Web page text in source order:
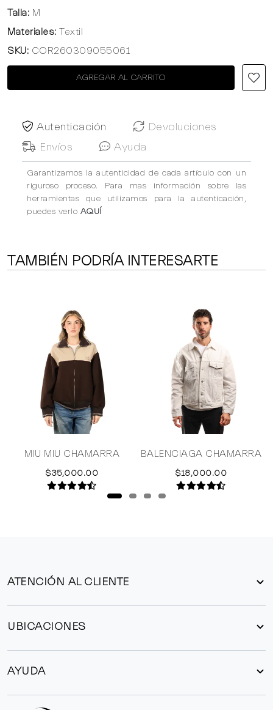
Talla: M
Materiales: Textil
SKU: COR260309055061
AGREGAR AL CARRITO
Autenticación
Devoluciones
Envíos
Ayuda
Garantizamos la autenticidad de cada artículo con un
riguroso proceso. Para mas información sobre las
herramientas que utilizamos para la autenticación,
puedes verlo AQUÍ
TAMBIÉN PODRÍA INTERESARTE
MIU MIU CHAMARRA
$35,000.00
BALENCIAGA CHAMARRA
$18,000.00
ATENCIÓN AL CLIENTE
UBICACIONES
AYUDA